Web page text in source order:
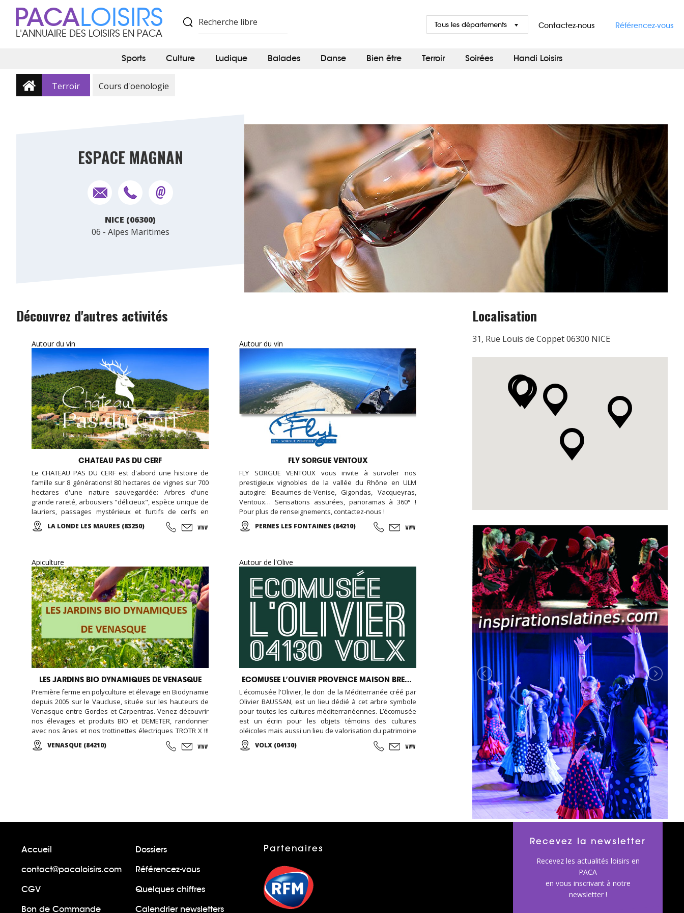
PACALOISIRS
L'ANNUAIRE DES LOISIRS EN PACA
Contactez-nous Référencez-vous
Tous les départements
Sports Culture Ludique Balades Danse Bien être Terroir Soirées Handi Loisirs
Terroir Cours d'oenologie
ESPACE MAGNAN
NICE (06300)
06 - Alpes Maritimes
Découvrez d'autres activités
Autour du vin
CHATEAU PAS DU CERF
Le CHATEAU PAS DU CERF est d'abord une histoire de
famille sur 8 générations! 80 hectares de vignes sur 700
hectares d'une nature sauvegardée: Arbres d'une
grande rareté, arbousiers "délicieux", espèce unique de
lauriers, passages mystérieux et furtifs de cerfs en
liberté, chants mêlés de cigales et d'oiseaux, parfums
enivrants... De belles balades en perspectives! Des vins
louées toute l'année ...
LA LONDE LES MAURES (83250)
Autour du vin
FLY SORGUE VENTOUX
FLY SORGUE VENTOUX vous invite à survoler nos
prestigieux vignobles de la vallée du Rhône en ULM
autogire: Beaumes-de-Venise, Gigondas, Vacqueyras,
Ventoux… Sensations assurées, panoramas à 360° !
Pour plus de renseignements, contactez-nous !
PERNES LES FONTAINES (84210)
Apiculture
LES JARDINS BIO DYNAMIQUES DE VENASQUE
Première ferme en polyculture et élevage en Biodynamie
depuis 2005 sur le Vaucluse, située sur les hauteurs de
Venasque entre Gordes et Carpentras. Venez découvrir
nos élevages et produits BIO et DEMETER, randonner
avec nos ânes et nos trottinettes électriques TROTR X !!!
Fêter un anniversaire à la ferme c'est possible, c'est à
Venasque dans le Vaucluse !
VENASQUE (84210)
Autour de l'Olive
ECOMUSEE L’OLIVIER PROVENCE MAISON BREMOND
L'écomusée l'Olivier, le don de la Méditerranée créé par
Olivier BAUSSAN, est un lieu dédié à cet arbre symbole
pour toutes les cultures méditerranéennes. L’écomusée
est un écrin pour les objets témoins des cultures
oléicoles mais aussi un lieu de valorisation du patrimoine
oléicole ... Venez visiter la boutique en ligne de
l'Ecomusée l'Olivier et retrouvez vos huiles préférées...
VOLX (04130)
Localisation
31, Rue Louis de Coppet 06300 NICE
Accueil
Dossiers
contact@pacaloisirs.com
Référencez-vous
CGV
Quelques chiffres
Bon de Commande
Calendrier newsletters
Partenaires
Recevez la newsletter
Recevez les actualités loisirs en
PACA
en vous inscrivant à notre
newsletter !